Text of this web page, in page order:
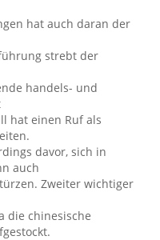
hat auch daran der
strebt der
handels- und
hat einen Ruf als
davor, sich in
auch
Zweiter wichtiger
die chinesische